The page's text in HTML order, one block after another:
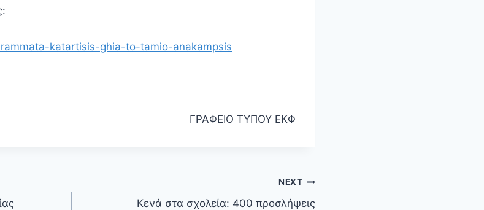
katartisis-ghia-to-tamio-anakampsis
ΓΡΑΦΕΙΟ ΤΥΠΟΥ ΕΚΦ
NEXT
Κενά στα σχολεία: 400 προσλήψεις